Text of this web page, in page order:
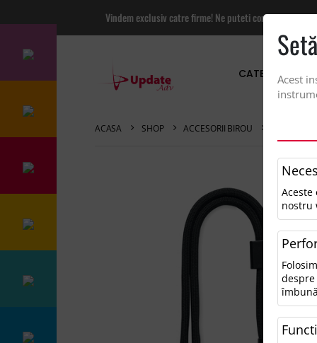
Vindem exclusiv catre firme! Ne puteti contacta
CATEGORII
ACASA SHOP ACCESORII BIROU CABLU
Acest
nostru